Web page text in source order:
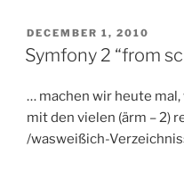
super.
Oder
POSTED
ON
DECEMBER 1, 2010
Symfony 2 “from
… machen wir heute
mit den vielen (ärm – 2)
/wasweißich-